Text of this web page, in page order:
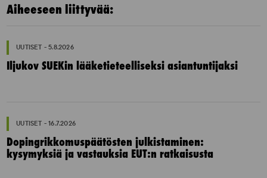
Aiheeseen liittyvää:
UUTISET - 5.8.2026
Iljukov SUEKin lääketieteelliseksi asiantuntijaksi
UUTISET - 16.7.2026
Dopingrikkomuspäätösten julkistaminen:
kysymyksiä ja vastauksia EUT:n ratkaisusta